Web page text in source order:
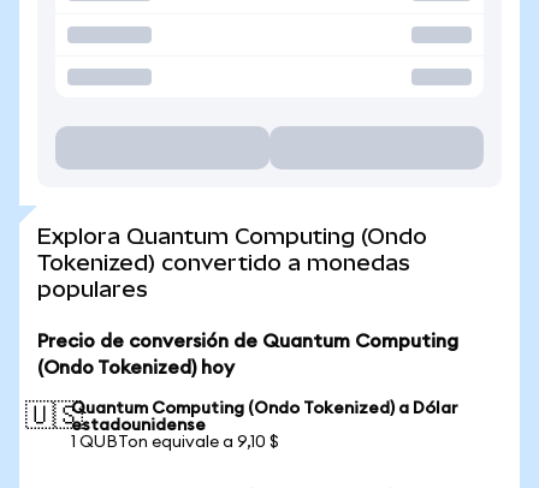
Explora Quantum Computing (Ondo
Tokenized) convertido a monedas
populares
Precio de conversión de Quantum Computing
(Ondo Tokenized) hoy
🇺🇸Quantum Computing (Ondo Tokenized) a Dólar
estadounidense
1 QUBTon equivale a 9,10 $